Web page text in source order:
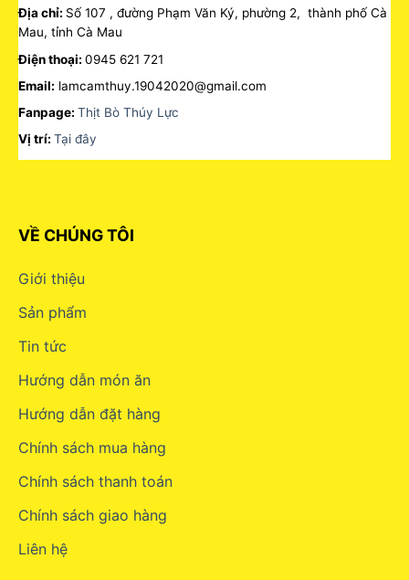
Địa chỉ: Số 107 , đường Phạm Văn Ký, phường 2, thành phố Cà
Mau, tỉnh Cà Mau
Điện thoại: 0945 621 721
Email: lamcamthuy.19042020@gmail.com
Fanpage: Thịt Bò Thúy Lực
Vị trí: Tại đây
VỀ CHÚNG TÔI
Giới thiệu
Sản phẩm
Tin tức
Hướng dẫn món ăn
Hướng dẫn đặt hàng
Chính sách mua hàng
Chính sách thanh toán
Chính sách giao hàng
Liên hệ